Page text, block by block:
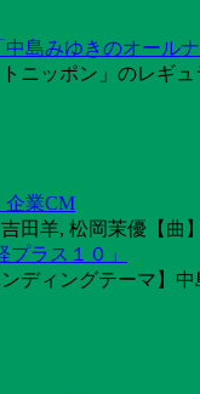
島みゆきのオール
ニッポン」のレギ
企業CM
田羊, 松岡茉優【
ラス１０」
ディングテーマ】